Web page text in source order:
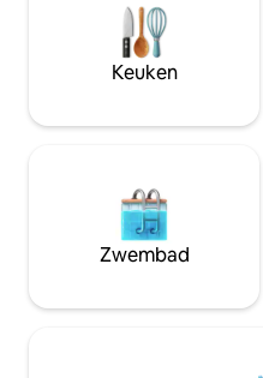
ontsnappen aan de
levensstijl en je zorgen
een van de beste plekken van
drie de kamers hebben
telefoon
Keuken
Zwembad